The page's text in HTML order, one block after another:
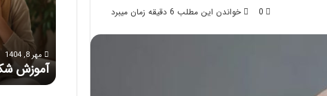
0 خواندن این مطلب 6 دقیقه زمان میبرد
از تزریق چربی؛